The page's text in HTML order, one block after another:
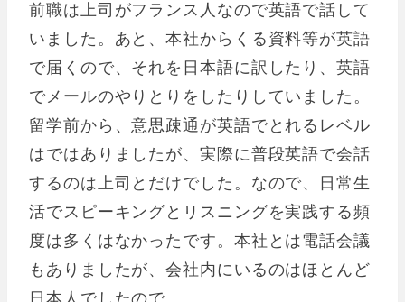
前職は上司がフランス人なので英語で話して
いました。あと、本社からくる資料等が英語
で届くので、それを日本語に訳したり、英語
でメールのやりとりをしたりしていました。
留学前から、意思疎通が英語でとれるレベル
はではありましたが、実際に普段英語で会話
するのは上司とだけでした。なので、日常生
活でスピーキングとリスニングを実践する頻
度は多くはなかったです。本社とは電話会議
もありましたが、会社内にいるのはほとんど
日本人でしたので。